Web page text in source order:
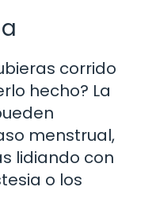
corrido
hecho? La
menstrual,
lidiando con
o los